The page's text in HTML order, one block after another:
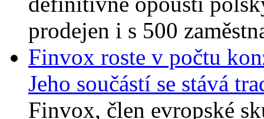
prodejen i s 500
Finvox roste v počtu
Jeho součástí se stává
Finvox, člen evropské